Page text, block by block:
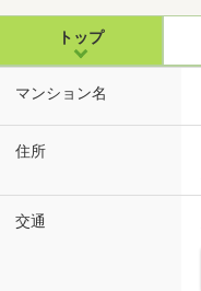
トップ
マンション名
住所
交通